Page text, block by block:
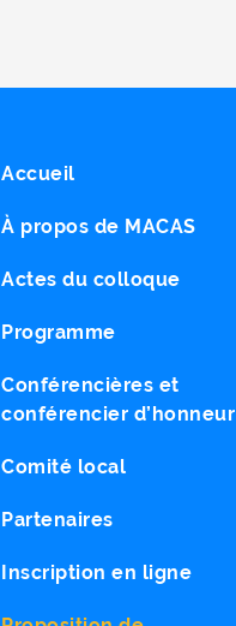
Accueil
À propos de MACAS
Actes du colloque
Programme
Conférencières et
conférencier d’honneur
Comité local
Partenaires
Inscription en ligne